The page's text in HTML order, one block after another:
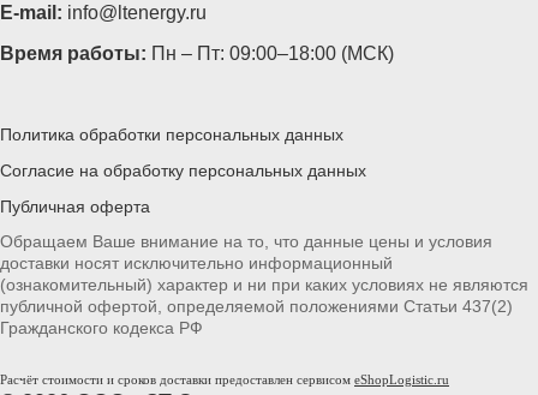
E-mail: info@ltenergy.ru
Время работы: Пн – Пт: 09:00–18:00 (МСК)
Политика обработки персональных данных
Согласие на обработку персональных данных
Публичная оферта
Обращаем Ваше внимание на то, что данные цены и условия
доставки носят исключительно информационный
(ознакомительный) характер и ни при каких условиях не являются
публичной офертой, определяемой положениями Статьи 437(2)
Гражданского кодекса РФ
Расчёт стоимости и сроков доставки предоставлен сервисом eShopLogistic.ru